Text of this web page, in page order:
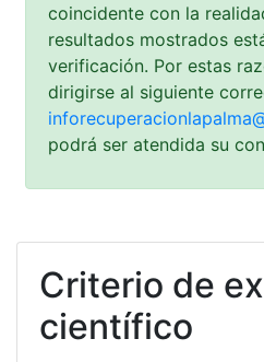
coincidente con la
resultados mostrados
verificación. Por estas
dirigirse al siguiente
podrá ser atendida su
Criterio de
científico